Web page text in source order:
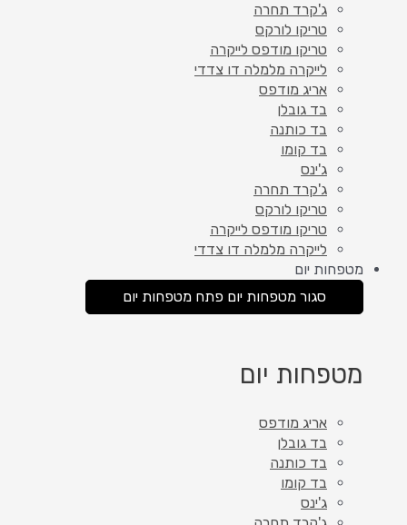
ג'קרד תחרה
טריקו לורקס
טריקו מודפס לייקרה
לייקרה מלמלה דו צדדי
אריג מודפס
בד גובלן
בד כותנה
בד קומו
ג'ינס
ג'קרד תחרה
טריקו לורקס
טריקו מודפס לייקרה
לייקרה מלמלה דו צדדי
מטפחות יום
סגור מטפחות יום פתח מטפחות יום
מטפחות יום
אריג מודפס
בד גובלן
בד כותנה
בד קומו
ג'ינס